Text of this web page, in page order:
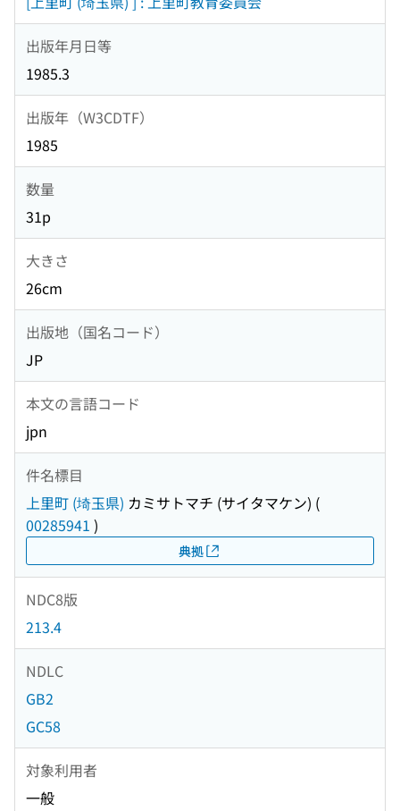
出版年月日等
1985.3
出版年（W3CDTF）
1985
数量
31p
大きさ
26cm
出版地（国名コード）
JP
本文の言語コード
jpn
件名標目
上里町 (埼玉県) カミサトマチ (サイタマケン) (
00285941 )
典拠
NDC8版
213.4
NDLC
GB2
GC58
対象利用者
一般